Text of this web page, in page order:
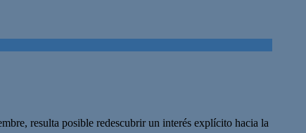
resulta posible redescubrir un interés explícito hacia la